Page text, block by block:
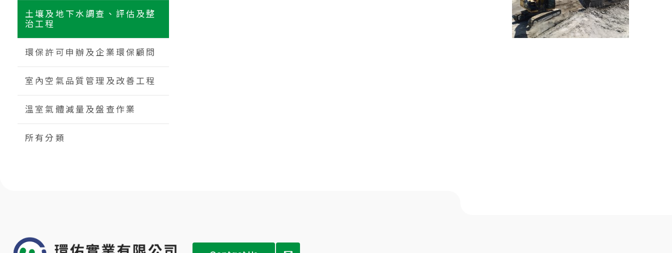
土壤及地下水調查、評估及整
治工程
環保許可申辦及企業環保顧問
室內空氣品質管理及改善工程
溫室氣體減量及盤查作業
所有分類